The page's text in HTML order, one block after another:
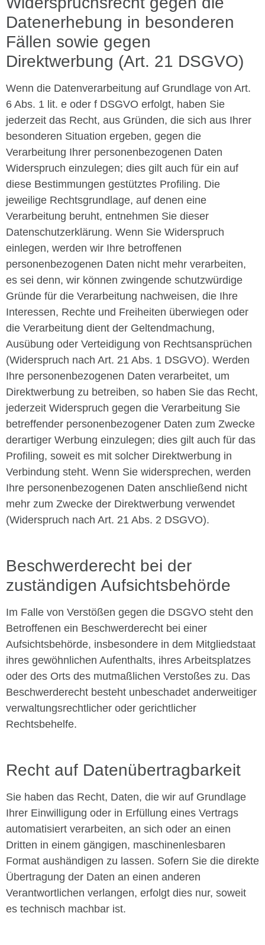
Datenerhebung in besonderen
Fällen sowie gegen
Direktwerbung (Art. 21 DSGVO)
Wenn die Datenverarbeitung auf Grundlage von Art.
6 Abs. 1 lit. e oder f DSGVO erfolgt, haben Sie
jederzeit das Recht, aus Gründen, die sich aus Ihrer
besonderen Situation ergeben, gegen die
Verarbeitung Ihrer personenbezogenen Daten
Widerspruch einzulegen; dies gilt auch für ein auf
diese Bestimmungen gestütztes Profiling. Die
jeweilige Rechtsgrundlage, auf denen eine
Verarbeitung beruht, entnehmen Sie dieser
Datenschutzerklärung. Wenn Sie Widerspruch
einlegen, werden wir Ihre betroffenen
personenbezogenen Daten nicht mehr verarbeiten,
es sei denn, wir können zwingende schutzwürdige
Gründe für die Verarbeitung nachweisen, die Ihre
Interessen, Rechte und Freiheiten überwiegen oder
die Verarbeitung dient der Geltendmachung,
Ausübung oder Verteidigung von Rechtsansprüchen
(Widerspruch nach Art. 21 Abs. 1 DSGVO). Werden
Ihre personenbezogenen Daten verarbeitet, um
Direktwerbung zu betreiben, so haben Sie das Recht,
jederzeit Widerspruch gegen die Verarbeitung Sie
betreffender personenbezogener Daten zum Zwecke
derartiger Werbung einzulegen; dies gilt auch für das
Profiling, soweit es mit solcher Direktwerbung in
Verbindung steht. Wenn Sie widersprechen, werden
Ihre personenbezogenen Daten anschließend nicht
mehr zum Zwecke der Direktwerbung verwendet
(Widerspruch nach Art. 21 Abs. 2 DSGVO).
Beschwerderecht bei der
zuständigen Aufsichtsbehörde
Im Falle von Verstößen gegen die DSGVO steht den
Betroffenen ein Beschwerderecht bei einer
Aufsichtsbehörde, insbesondere in dem Mitgliedstaat
ihres gewöhnlichen Aufenthalts, ihres Arbeitsplatzes
oder des Orts des mutmaßlichen Verstoßes zu. Das
Beschwerderecht besteht unbeschadet anderweitiger
verwaltungsrechtlicher oder gerichtlicher
Rechtsbehelfe.
Recht auf Datenübertragbarkeit
Sie haben das Recht, Daten, die wir auf Grundlage
Ihrer Einwilligung oder in Erfüllung eines Vertrags
automatisiert verarbeiten, an sich oder an einen
Dritten in einem gängigen, maschinenlesbaren
Format aushändigen zu lassen. Sofern Sie die direkte
Übertragung der Daten an einen anderen
Verantwortlichen verlangen, erfolgt dies nur, soweit
es technisch machbar ist.